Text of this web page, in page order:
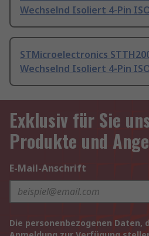
Wechselnd Isoliert 4-Pin
STMicroelectronics
Wechselnd Isoliert 4-Pin
Exklusiv für Sie
Produkte und
E-Mail-Anschrift
Die personenbezogenen Daten,